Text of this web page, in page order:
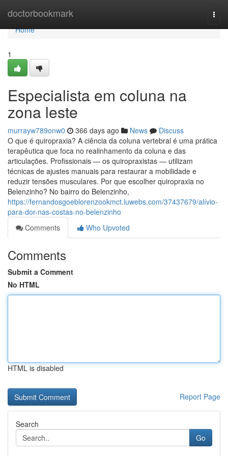
doctorbookmark
Home
Home
1
Especialista em coluna na
zona leste
murrayw789onw0 366 days ago News
Discuss
O que é quiropraxia? A ciência da coluna vertebral é uma prática
terapêutica que foca no realinhamento da coluna e das
articulações. Profissionais — os quiropraxistas — utilizam
técnicas de ajustes manuais para restaurar a mobilidade e
reduzir tensões musculares. Por que escolher quiropraxia no
Belenzinho? No bairro do Belenzinho,
https://fernandosgoeblorenzookmct.luwebs.com/37437679/alívio-
para-dor-nas-costas-no-belenzinho
Comments
Who Upvoted
Comments
Submit a Comment
No HTML
HTML is disabled
Report Page
Search
Go